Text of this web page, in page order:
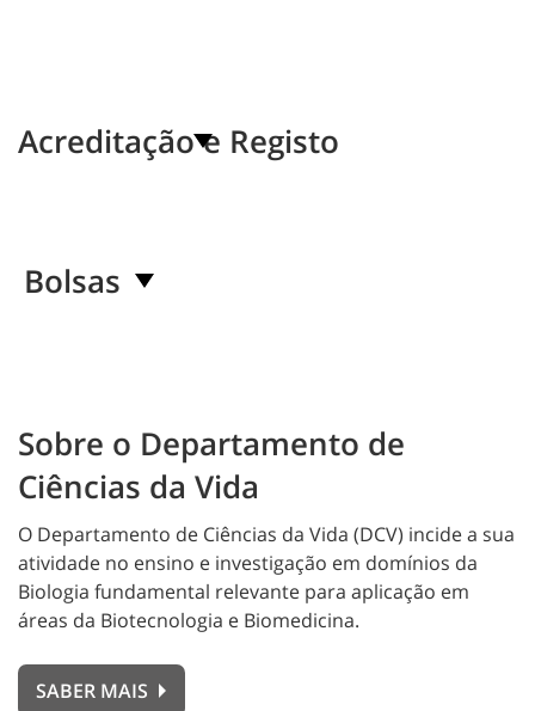
Acreditação e Registo
Bolsas
Sobre o Departamento de
Ciências da Vida
O Departamento de Ciências da Vida (DCV) incide a sua
atividade no ensino e investigação em domínios da
Biologia fundamental relevante para aplicação em
áreas da Biotecnologia e Biomedicina.
SABER MAIS